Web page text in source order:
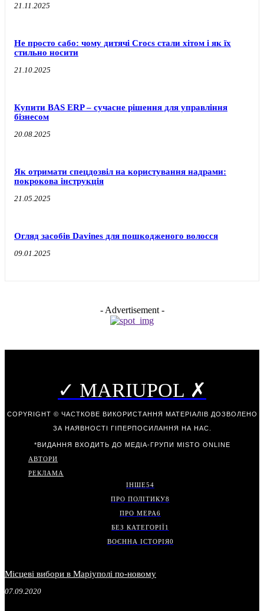
21.11.2025
Не просто сабо: чому дитячі Crocs стали хітом і як їх
стильно носити
21.10.2025
Купити BAS ERP – сучасне рішення для управління
бізнесом
20.08.2025
Як отримати спецдозвіл на користування надрами:
покрокова інструкція
21.05.2025
Огляд засобів Davines для пошкодженого волосся
09.01.2025
- Advertisement -
✓ MARIUPOL ✗
COPYRIGHT © ЧАСТКОВЕ ВИКОРИСТАННЯ МАТЕРІАЛІВ ДОЗВОЛЕНО
ЗА НАЯВНОСТІ ГІПЕРПОСИЛАННЯ НА НАС.
*ВИДАННЯ ВХОДИТЬ ДО МЕДІА-ГРУПИ MISTO ONLINE
АВТОРИ
РЕКЛАМА
ІНШЕ54
ПРО ПОЛІТИКУ8
ПРО МЕРА6
БЕЗ КАТЕГОРІЇ1
ВОЄННА ІСТОРІЯ0
Місцеві вибори в Маріуполі по-новому
07.09.2020